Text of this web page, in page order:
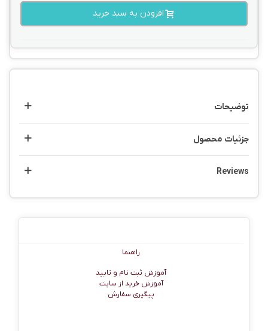
افزودن به سبد خرید
توضیحات
جزئیات محصول
Reviews
راهنما
آموزش ثبت نام و تایید
آموزش خرید از سایت
پیگیری سفارش